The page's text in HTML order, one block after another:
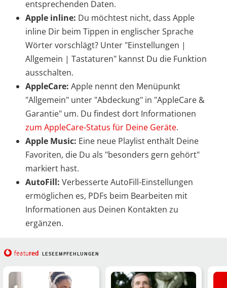
entsprechenden Daten.
Apple inline: Du möchtest nicht, dass Apple
inline Dir beim Tippen in englischer Sprache
Wörter vorschlägt? Unter "Einstellungen |
Allgemein | Tastaturen" kannst Du die Funktion
ausschalten.
AppleCare: Apple nennt den Menüpunkt
"Allgemein" unter "Abdeckung" in "AppleCare &
Garantie" um. Du findest dort Informationen
zum AppleCare-Status für Deine Geräte.
Apple Music: Eine neue Playlist enthält Deine
Favoriten, die Du als "besonders gern gehört"
markiert hast.
AutoFill: Verbesserte AutoFill-Einstellungen
ermöglichen es, PDFs beim Bearbeiten mit
Informationen aus Deinen Kontakten zu
ergänzen.
featured LESEEMPFEHLUNGEN